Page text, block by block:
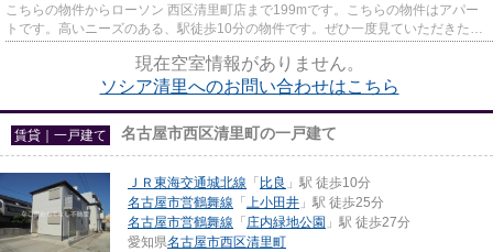
こちらの物件からローソン 西区清里町店まで199mです。こちらの物件はアパー
トです。高いニーズのある、駅徒歩10分の物件です。ぜひ一度見ていただきた
現在空室情報がありません。
ソシア清里へのお問い合わせはこちら
賃貸｜一戸建て 名古屋市西区清里町の一戸建て
ＪＲ東海交通城北線 「 比良 」駅 徒歩10分
名古屋市営鶴舞線 「 上小田井 」駅 徒歩25分
名古屋市営鶴舞線 「 庄内緑地公園 」駅 徒歩27分
愛知県名古屋市西区清里町